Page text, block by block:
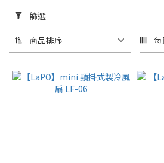
篩
選
(0/20)
選
篩選
商品排序